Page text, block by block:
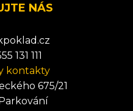
NÁS
131 111
kontakty
675/21